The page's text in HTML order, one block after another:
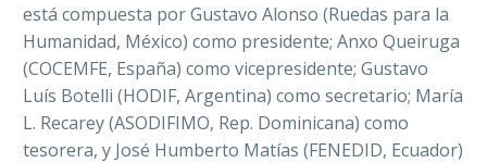
está compuesta por Gustavo Alonso (Ruedas para la
Humanidad, México) como presidente; Anxo Queiruga
(COCEMFE, España) como vicepresidente; Gustavo
Luís Botelli (HODIF, Argentina) como secretario; María
L. Recarey (ASODIFIMO, Rep. Dominicana) como
tesorera, y José Humberto Matías (FENEDID, Ecuador)